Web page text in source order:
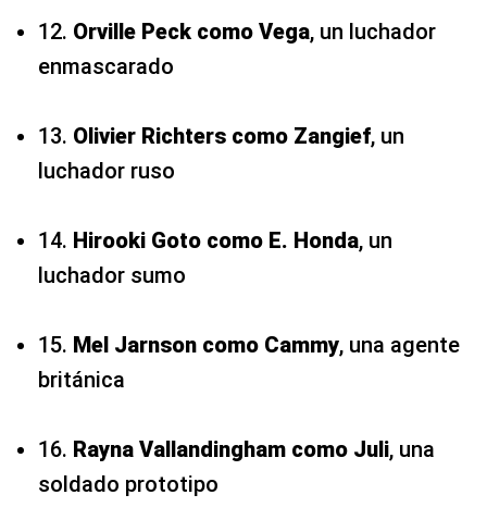
12. Orville Peck como Vega, un luchador
enmascarado
13. Olivier Richters como Zangief, un
luchador ruso
14. Hirooki Goto como E. Honda, un
luchador sumo
15. Mel Jarnson como Cammy, una agente
británica
16. Rayna Vallandingham como Juli, una
soldado prototipo